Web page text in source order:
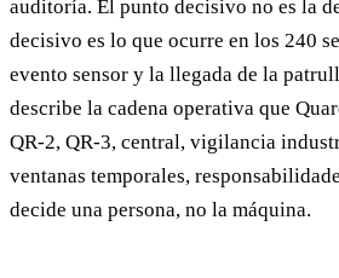
auditoría. El punto decisivo no es la
decisivo es lo que ocurre en los 240
evento sensor y la llegada de la
describe la cadena operativa que
QR-2, QR-3, central, vigilancia
ventanas temporales,
decide una persona, no la máquina.